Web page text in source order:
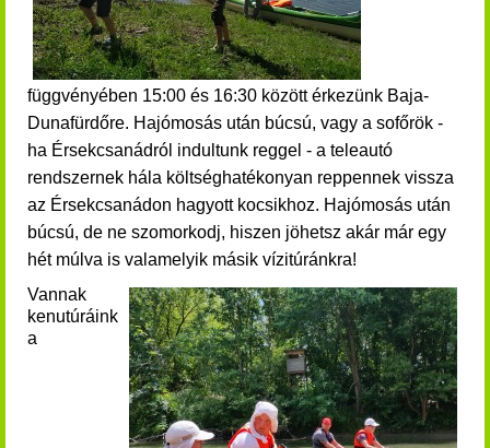
függvényében 15:00 és 16:30 között érkezünk Baja-
Dunafürdőre. Hajómosás után búcsú, vagy a sofőrök -
ha Érsekcsanádról indultunk reggel - a teleautó
rendszernek hála költséghatékonyan reppennek vissza
az Érsekcsanádon hagyott kocsikhoz. Hajómosás után
búcsú, de ne szomorkodj, hiszen jöhetsz akár már egy
hét múlva is valamelyik másik vízitúránkra!
Vannak
kenutúráink
a